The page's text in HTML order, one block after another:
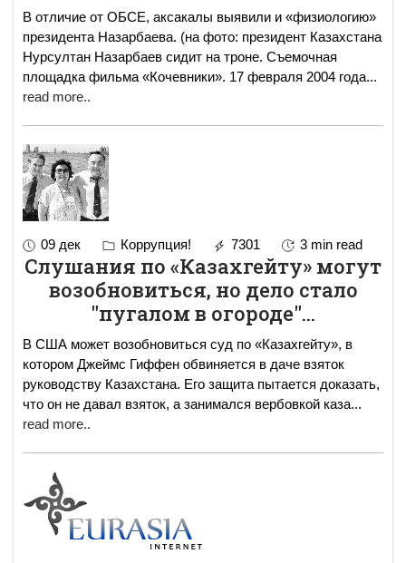
В отличие от ОБСЕ, аксакалы выявили и «физиологию»
президента Назарбаева. (на фото: президент Казахстана
Нурсултан Назарбаев сидит на троне. Съемочная
площадка фильма «Кочевники». 17 февраля 2004 года...
read more..
09 дек Коррупция! 7301 3 min read
Слушания по «Казахгейту» могут
возобновиться, но дело стало
"пугалом в огороде"...
В США может возобновиться суд по «Казахгейту», в
котором Джеймс Гиффен обвиняется в даче взяток
руководству Казахстана. Его защита пытается доказать,
что он не давал взяток, а занимался вербовкой каза...
read more..